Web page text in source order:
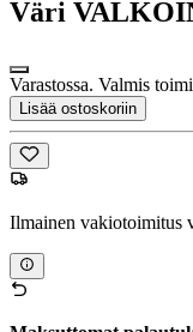
Väri
Varastossa. Valmis
Lisää ostoskoriin
Ilmainen vakiotoimitus